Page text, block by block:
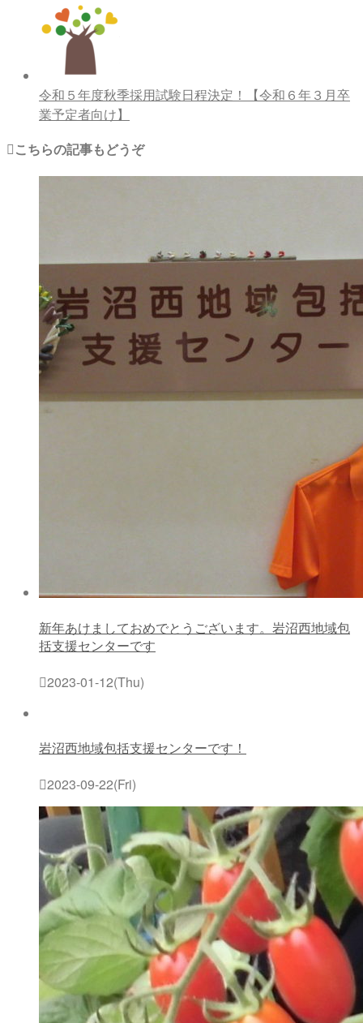
令和５年度秋季採用試験日程決定！【令和６年３月卒
業予定者向け】
こちらの記事もどうぞ
新年あけましておめでとうございます。岩沼西地域包
括支援センターです
2023-01-12(Thu)
岩沼西地域包括支援センターです！
2023-09-22(Fri)